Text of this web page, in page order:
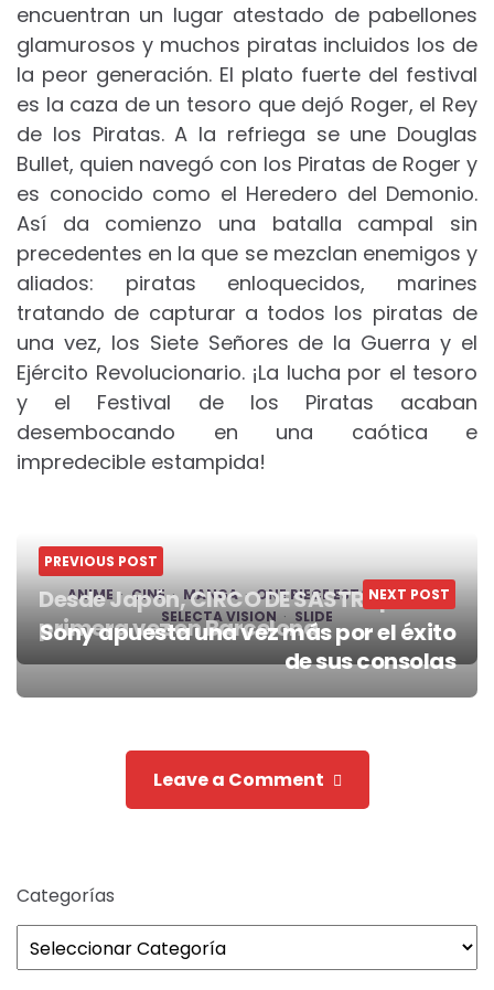
encuentran un lugar atestado de pabellones
glamurosos y muchos piratas incluidos los de
la peor generación. El plato fuerte del festival
es la caza de un tesoro que dejó Roger, el Rey
de los Piratas. A la refriega se une Douglas
Bullet, quien navegó con los Piratas de Roger y
es conocido como el Heredero del Demonio.
Así da comienzo una batalla campal sin
precedentes en la que se mezclan enemigos y
aliados: piratas enloquecidos, marines
tratando de capturar a todos los piratas de
una vez, los Siete Señores de la Guerra y el
Ejército Revolucionario. ¡La lucha por el tesoro
y el Festival de los Piratas acaban
desembocando en una caótica e
impredecible estampida!
ANIME CINE MANGA
ONE PIECE ESTAMPIDA
SELECTA VISION
SLIDE
Post
navigation
PREVIOUS POST
Desde Japón, CIRCO DE SASTRE por
primera vez en Barcelona
NEXT POST
Sony apuesta una vez más por el éxito
de sus consolas
Leave a Comment
Categorías